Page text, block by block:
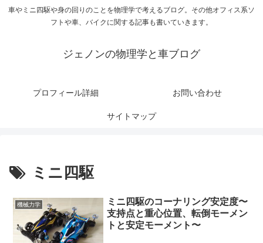
車やミニ四駆や身の回りのことを物理学で考えるブログ。その他オフィス系ソ
フトや車、バイクに関する記事も書いていきます。
ジェノンの物理学と車ブログ
プロフィール詳細 お問い合わせ
サイトマップ
ミニ四駆
機械力学
ミニ四駆のコーナリング安定度〜
支持点と重心位置、転倒モーメン
トと安定モーメント〜